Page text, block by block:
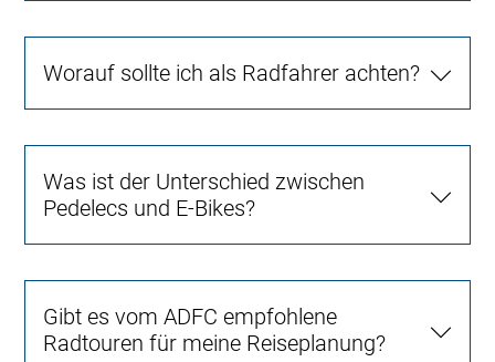
Worauf sollte ich als Radfahrer achten?
Was ist der Unterschied zwischen
Pedelecs und E-Bikes?
Gibt es vom ADFC empfohlene
Radtouren für meine Reiseplanung?